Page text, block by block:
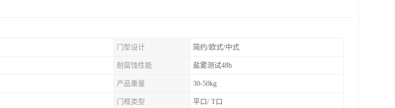
门型设计 简约/欧式/中式
耐腐蚀性能 盐雾测试48h
产品重量 30-50kg
门框类型 平口/ T口